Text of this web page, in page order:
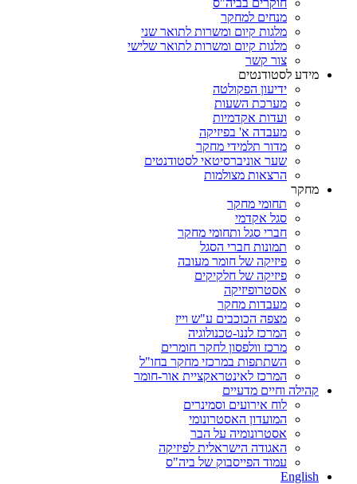
חוקרים בביה"ס
מנחים למחקר
מלגות קיום ומשרות לתואר שני
מלגות קיום ומשרות לתואר שלישי
צור קשר
מידע לסטודנטים
ידיעון הפקולטה
מערכת השעות
ועדות אקדמיות
מעבדה א' בפיזיקה
מדור תלמידי מחקר
שער אוניברסיטאי לסטודנטים
הרצאות מצולמות
מחקר
תחומי מחקר
סגל אקדמי
חברי סגל ותחומי מחקר
תמונות חברי הסגל
פיזיקה של חומר מעובה
פיזיקה של חלקיקים
אסטרופיזיקה
מעבדות מחקר
מצפה הכוכבים ע"ש וייז
המרכז לננו-טכנולוגיה
מרכז וולפסון לחקר חומרים
השתתפות במרכזי מחקר בחו"ל
המרכז לאינטראקציית אור-חומר
קהילה וחיים מדעיים
לוח אירועים וסמינרים
המועדון האסטרונומי
אסטרונומיה על הבר
האגודה הישראלית לפיזיקה
עמוד הפייסבוק של ביה"ס
English